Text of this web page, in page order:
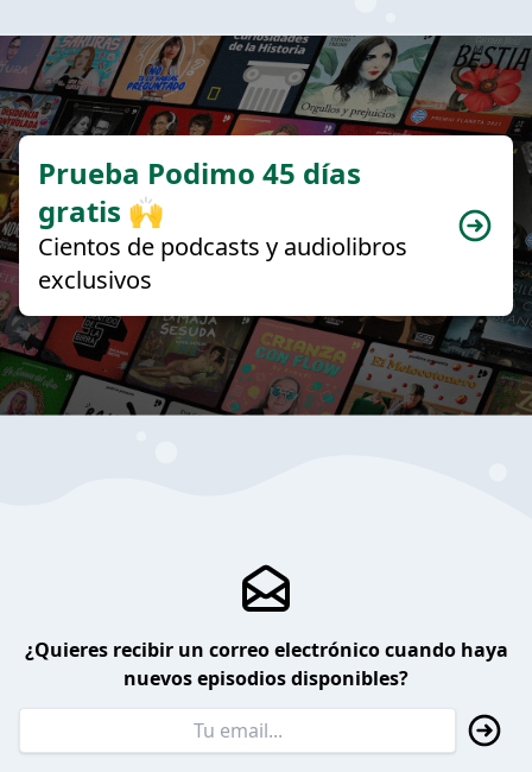
Prueba Podimo 45 días
gratis 🙌
Cientos de podcasts y audiolibros
exclusivos
¿Quieres recibir un correo electrónico cuando haya
nuevos episodios disponibles?